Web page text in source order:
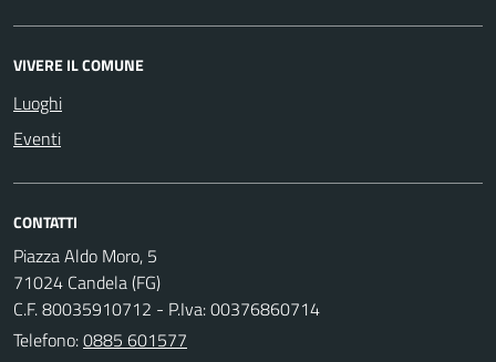
VIVERE IL COMUNE
Luoghi
Eventi
CONTATTI
Piazza Aldo Moro, 5
71024 Candela (FG)
C.F. 80035910712 - P.Iva: 00376860714
Telefono:0885 601577